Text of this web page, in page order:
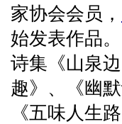
家协会会员，
始发表作品
诗集《山泉
趣》、《幽
《五味人生